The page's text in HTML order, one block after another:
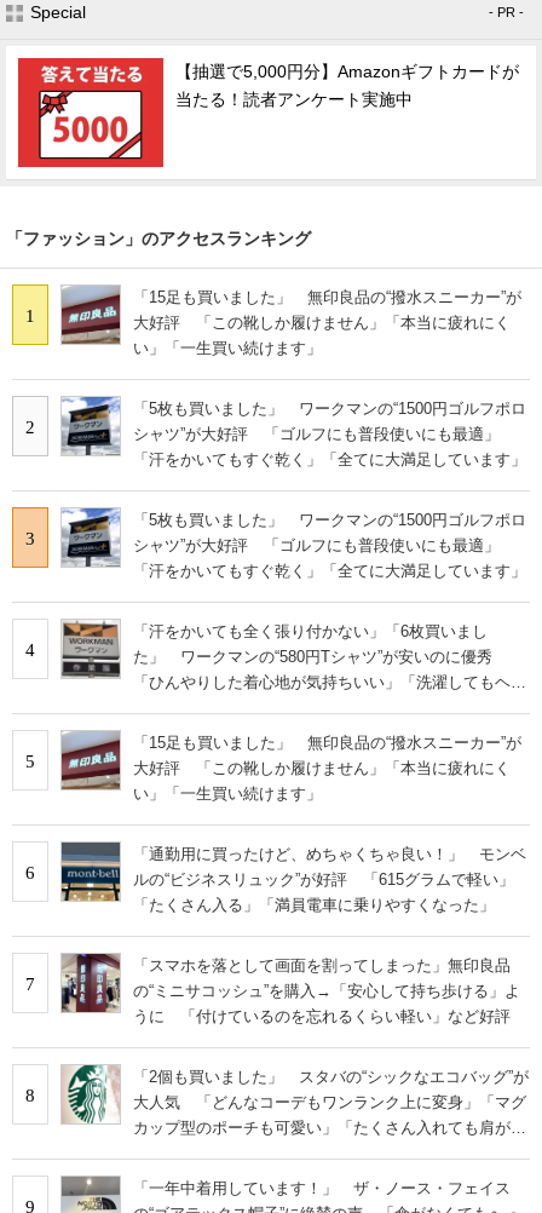
Special - PR -
【抽選で5,000円分】Amazonギフトカードが
当たる！読者アンケート実施中
「ファッション」のアクセスランキング
1
「15足も買いました」 無印良品の“撥水スニーカー”が
大好評 「この靴しか履けません」「本当に疲れにく
い」「一生買い続けます」
2
「5枚も買いました」 ワークマンの“1500円ゴルフポロ
シャツ”が大好評 「ゴルフにも普段使いにも最適」
「汗をかいてもすぐ乾く」「全てに大満足しています」
3
「5枚も買いました」 ワークマンの“1500円ゴルフポロ
シャツ”が大好評 「ゴルフにも普段使いにも最適」
「汗をかいてもすぐ乾く」「全てに大満足しています」
4
「汗をかいても全く張り付かない」「6枚買いまし
た」 ワークマンの“580円Tシャツ”が安いのに優秀
「ひんやりした着心地が気持ちいい」「洗濯してもヘタ
5
「15足も買いました」 無印良品の“撥水スニーカー”が
大好評 「この靴しか履けません」「本当に疲れにく
い」「一生買い続けます」
6
「通勤用に買ったけど、めちゃくちゃ良い！」 モンベ
ルの“ビジネスリュック”が好評 「615グラムで軽い」
「たくさん入る」「満員電車に乗りやすくなった」
7
「スマホを落として画面を割ってしまった」無印良品
の“ミニサコッシュ”を購入→「安心して持ち歩ける」よ
うに 「付けているのを忘れるくらい軽い」など好評
8
「2個も買いました」 スタバの“シックなエコバッグ”が
大人気 「どんなコーデもワンランク上に変身」「マグ
カップ型のポーチも可愛い」「たくさん入れても肩が痛
9
「一年中着用しています！」 ザ・ノース・フェイス